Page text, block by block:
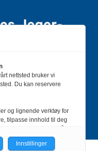
eldste magasin for
000 månedlige
og utgis av Norges
inn her
nettsted bruker vi
Du kan reservere
og lignende verktøy for
tilpasse innhold til deg
Innstillinger